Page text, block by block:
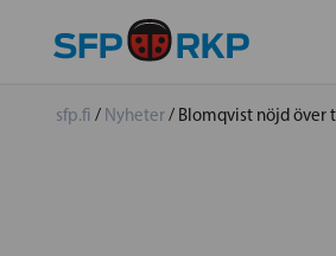
sfp.fi / Nyheter/ Blomqvist nöjd över